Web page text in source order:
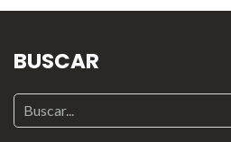
BUSCAR